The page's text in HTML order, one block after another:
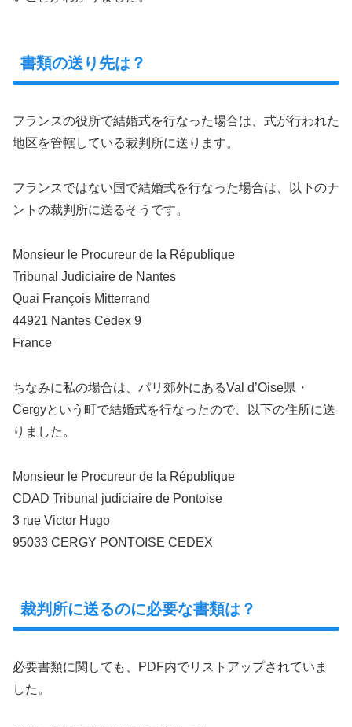
書類の送り先は？
フランスの役所で結婚式を行なった場合は、式が行われた
地区を管轄している裁判所に送ります。
フランスではない国で結婚式を行なった場合は、以下のナ
ントの裁判所に送るそうです。
Monsieur le Procureur de la République
Tribunal Judiciaire de Nantes
Quai François Mitterrand
44921 Nantes Cedex 9
France
ちなみに私の場合は、パリ郊外にあるVal d’Oise県・
Cergyという町で結婚式を行なったので、以下の住所に送
りました。
Monsieur le Procureur de la République
CDAD Tribunal judiciaire de Pontoise
3 rue Victor Hugo
95033 CERGY PONTOISE CEDEX
裁判所に送るのに必要な書類は？
必要書類に関しても、PDF内でリストアップされていま
した。